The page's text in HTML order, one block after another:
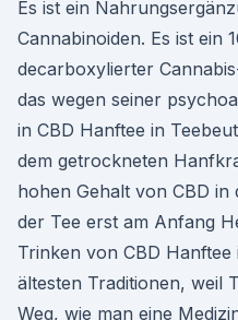
Es ist ein
Cannabinoiden. Es ist ein
decarboxylierter
das wegen seiner
in CBD Hanftee in
dem getrockneten
hohen Gehalt von CBD
der Tee erst am Anfang
Trinken von CBD Hanftee
ältesten Traditionen, weil
Weg, wie man eine